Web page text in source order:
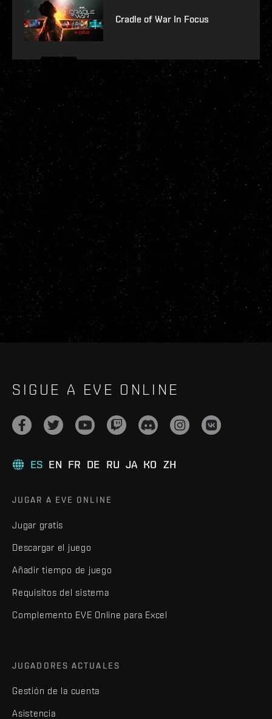
Cradle of War In Focus
SIGUE A EVE ONLINE
ES EN FR DE RU JA KO ZH
JUGAR A EVE ONLINE
Jugar gratis
Descargar el juego
Añadir tiempo de juego
Requisitos del sistema
Complemento EVE Online para Excel
JUGADORES ACTUALES
Gestión de la cuenta
Asistencia